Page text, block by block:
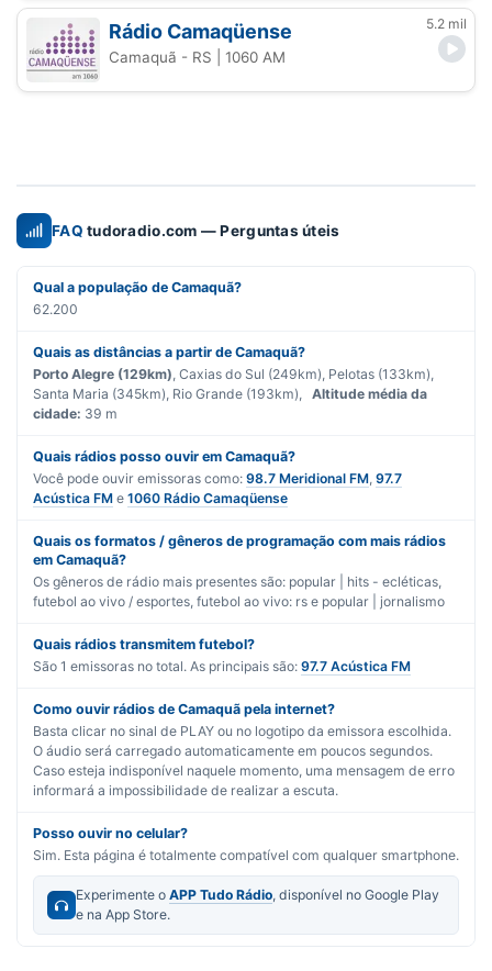
Rádio Camaqüense 5.2 mil
Camaquã - RS | 1060 AM
FAQ tudoradio.com — Perguntas úteis
Qual a população de Camaquã?
62.200
Quais as distâncias a partir de Camaquã?
Porto Alegre (129km) , Caxias do Sul (249km), Pelotas (133km),
Santa Maria (345km), Rio Grande (193km), Altitude média da
cidade: 39 m
Quais rádios posso ouvir em Camaquã?
Você pode ouvir emissoras como: 98.7 Meridional FM 97.7
Acústica FM e 1060 Rádio Camaqüense
Quais os formatos / gêneros de programação com mais rádios
em Camaquã?
Os gêneros de rádio mais presentes são: popular | hits - ecléticas
futebol ao vivo / esportes futebol ao vivo: rs e popular | jornalismo
Quais rádios transmitem futebol?
São 1 emissoras no total. As principais são: 97.7 Acústica FM
Como ouvir rádios de Camaquã pela internet?
Basta clicar no sinal de PLAY ou no logotipo da emissora escolhida.
O áudio será carregado automaticamente em poucos segundos.
Caso esteja indisponível naquele momento, uma mensagem de erro
informará a impossibilidade de realizar a escuta.
Posso ouvir no celular?
Sim. Esta página é totalmente compatível com qualquer smartphone.
Experimente o APP Tudo Rádio, disponível no Google Play
e na App Store.